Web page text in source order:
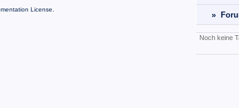
License
»
Noch keine